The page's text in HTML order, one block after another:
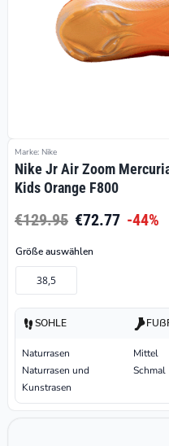
Marke: Nike
Nike Jr Air Zoom
Kids Orange F800
€129.95 €72.77 -44%
Größe auswählen
38,5
SOHLE
Naturrasen
Naturrasen und
Kunstrasen
Mittel
Schmal